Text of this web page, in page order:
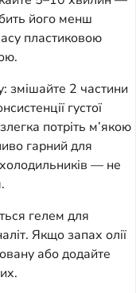
його менш
пластиковою
змішайте 2 частини
густої
потріть м’якою
гарний для
— не
гелем для
Якщо запах олії
або додайте